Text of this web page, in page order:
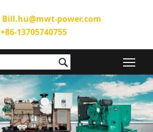
Bill.hu@mwt-power.com
+86-13705740755
